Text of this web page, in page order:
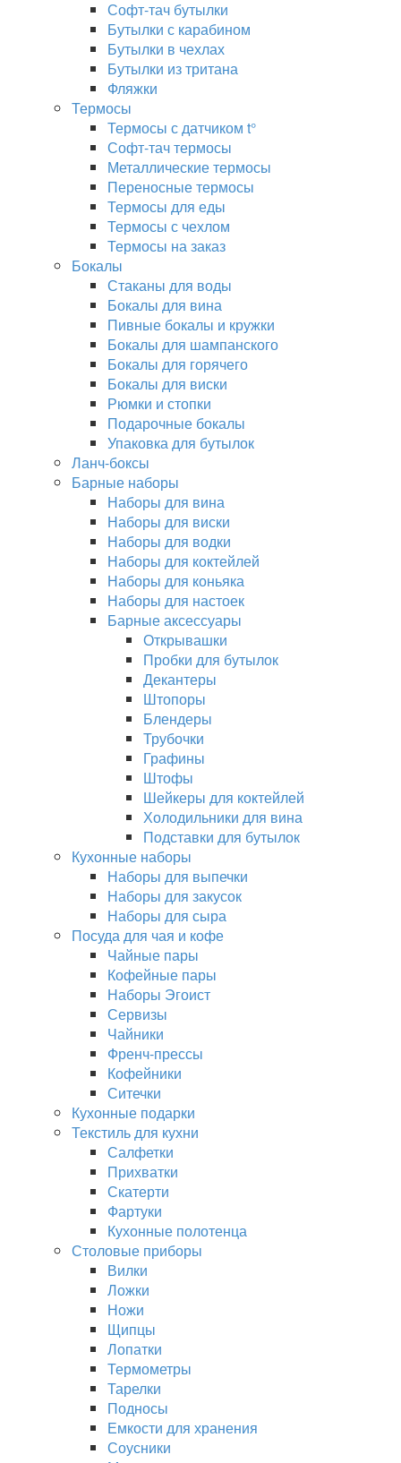
Софт-тач бутылки
Бутылки с карабином
Бутылки в чехлах
Бутылки из тритана
Фляжки
Термосы
Термосы с датчиком t°
Софт-тач термосы
Металлические термосы
Переносные термосы
Термосы для еды
Термосы с чехлом
Термосы на заказ
Бокалы
Стаканы для воды
Бокалы для вина
Пивные бокалы и кружки
Бокалы для шампанского
Бокалы для горячего
Бокалы для виски
Рюмки и стопки
Подарочные бокалы
Упаковка для бутылок
Ланч-боксы
Барные наборы
Наборы для вина
Наборы для виски
Наборы для водки
Наборы для коктейлей
Наборы для коньяка
Наборы для настоек
Барные аксессуары
Открывашки
Пробки для бутылок
Декантеры
Штопоры
Блендеры
Трубочки
Графины
Штофы
Шейкеры для коктейлей
Холодильники для вина
Подставки для бутылок
Кухонные наборы
Наборы для выпечки
Наборы для закусок
Наборы для сыра
Посуда для чая и кофе
Чайные пары
Кофейные пары
Наборы Эгоист
Сервизы
Чайники
Френч-прессы
Кофейники
Ситечки
Кухонные подарки
Текстиль для кухни
Салфетки
Прихватки
Скатерти
Фартуки
Кухонные полотенца
Столовые приборы
Вилки
Ложки
Ножи
Щипцы
Лопатки
Термометры
Тарелки
Подносы
Емкости для хранения
Соусники